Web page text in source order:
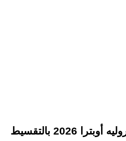
سعر ومواصفات شيفروليه أوبترا 2026 بالتقسيط